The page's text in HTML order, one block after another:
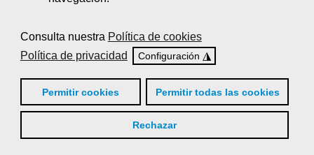
Consulta nuestra Política de cookies
Política de privacidad
Configuración ◮
Permitir cookies Permitir todas las cookies
Rechazar
Organización de eventos y protocolo (65
Posicionamiento en buscadores (50
Proyectos de decoración comercial (80
horas)
Técnicas de gestión del servicio de